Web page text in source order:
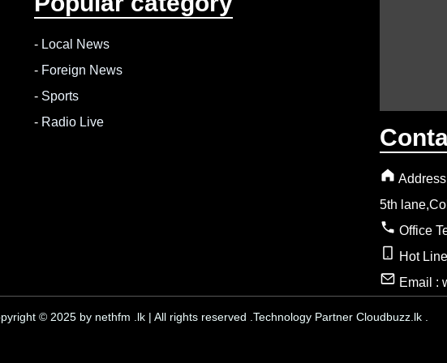
- Local News
- Foreign News
- Sports
- Radio Live
5th
Office
Hot
Email :
© 2025 by nethfm .lk | All rights reserved .Technology Partner Cloudbuzz.lk .